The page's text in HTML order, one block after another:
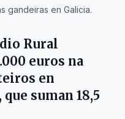
gandeiras en Galicia.
Rural
euros na
en
, que suman 18,5